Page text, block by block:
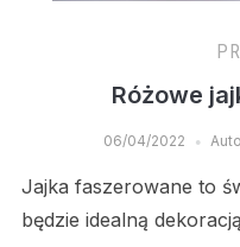
Różowe
06/04/2022
Jajka faszerowane to
będzie idealną